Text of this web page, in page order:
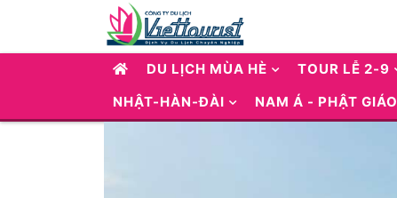
DU LỊCH MÙA HÈ TOUR LỄ 2-9
NHẬT-HÀN-ĐÀI
NAM Á - PHẬT GIÁO